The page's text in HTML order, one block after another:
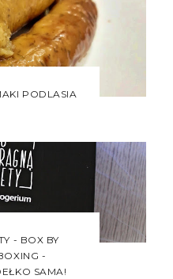
PODLASIA
- BOX BY
-
SAMA!